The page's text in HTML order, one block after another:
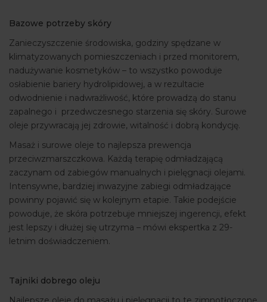
Bazowe potrzeby skóry
Zanieczyszczenie środowiska, godziny spędzane w
klimatyzowanych pomieszczeniach i przed monitorem,
nadużywanie kosmetyków – to wszystko powoduje
osłabienie bariery hydrolipidowej, a w rezultacie
odwodnienie i nadwrażliwość, które prowadzą do stanu
zapalnego i przedwczesnego starzenia się skóry. Surowe
oleje przywracają jej zdrowie, witalność i dobrą kondycję.
Masaż i surowe oleje to najlepsza prewencja
przeciwzmarszczkowa. Każdą terapię odmładzającą
zaczynam od zabiegów manualnych i pielęgnacji olejami.
Intensywne, bardziej inwazyjne zabiegi odmładzające
powinny pojawić się w kolejnym etapie. Takie podejście
powoduje, że skóra potrzebuje mniejszej ingerencji, efekt
jest lepszy i dłużej się utrzyma – mówi ekspertka z 29-
letnim doświadczeniem.
Tajniki dobrego oleju